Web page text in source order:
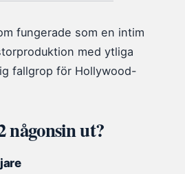
fungerade som en intim
med ytliga
fallgrop för Hollywood-
någonsin ut?